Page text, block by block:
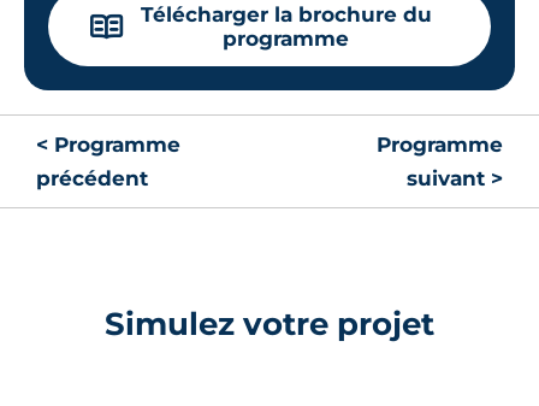
📖
Télécharger la brochure du
programme
< Programme
précédent
Programme
suivant >
Simulez votre projet